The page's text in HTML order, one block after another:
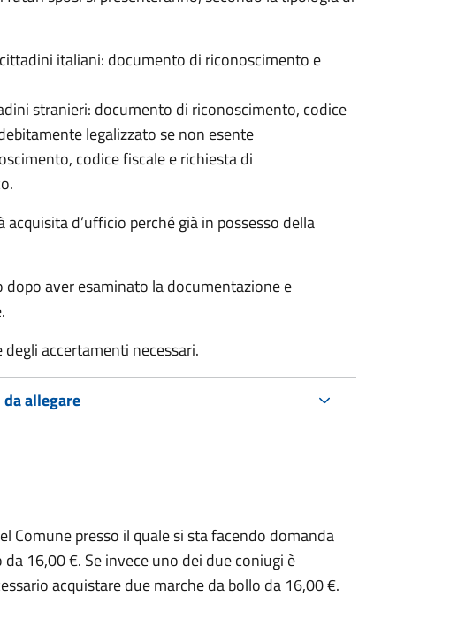
italiani: documento di riconoscimento e
stranieri: documento di riconoscimento, codice
legalizzato se non esente
codice fiscale e richiesta di
d’ufficio perché già in possesso della
aver esaminato la documentazione e
accertamenti necessari.
allegare
Comune presso il quale si sta facendo domanda
16,00 €. Se invece uno dei due coniugi è
acquistare due marche da bollo da 16,00 €.